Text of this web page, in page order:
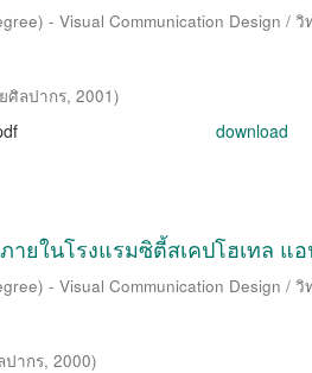
- Visual Communication Design /
ศิลปากร, 2001)
download
ยในโรงแรมซิตี้สเคปโฮเทล แ
- Visual Communication Design /
ปากร, 2000)